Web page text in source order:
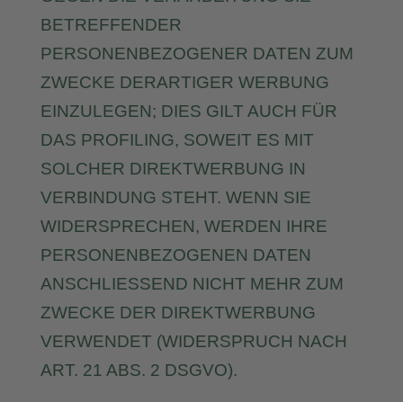
BETREFFENDER
PERSONENBEZOGENER DATEN ZUM
ZWECKE DERARTIGER WERBUNG
EINZULEGEN; DIES GILT AUCH FÜR
DAS PROFILING, SOWEIT ES MIT
SOLCHER DIREKTWERBUNG IN
VERBINDUNG STEHT. WENN SIE
WIDERSPRECHEN, WERDEN IHRE
PERSONENBEZOGENEN DATEN
ANSCHLIESSEND NICHT MEHR ZUM
ZWECKE DER DIREKTWERBUNG
VERWENDET (WIDERSPRUCH NACH
ART. 21 ABS. 2 DSGVO).